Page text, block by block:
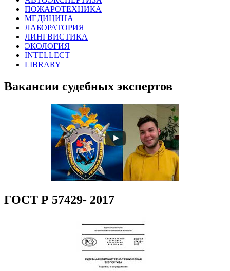
ПОЖАРОТЕХНИКА
МЕДИЦИНА
ЛАБОРАТОРИЯ
ЛИНГВИСТИКА
ЭКОЛОГИЯ
INTELLECT
LIBRARY
Вакансии судебных экспертов
ГОСТ Р 57429- 2017